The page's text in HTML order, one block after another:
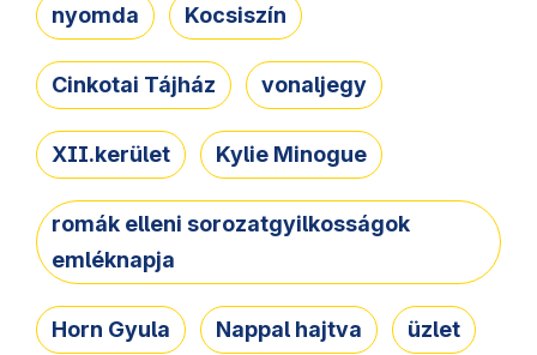
nyomda Kocsiszín
Cinkotai Tájház vonaljegy
XII.kerület Kylie Minogue
romák elleni sorozatgyilkosságok
emléknapja
Horn Gyula Nappal hajtva üzlet